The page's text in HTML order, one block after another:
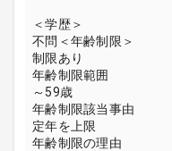
＜学歴＞
不問＜年齢制限＞
制限あり
年齢制限範囲
～59歳
年齢制限該当事由
定年を上限
年齢制限の理由